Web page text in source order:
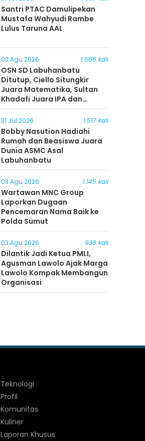
Santri PTAC Damulipekan
Mustafa Wahyudi Rambe
Lulus Taruna AAL
03 Agu 2026 1.568 kali
OSN SD Labuhanbatu
Ditutup, Ciello Situngkir
Juara Matematika, Sultan
Khadafi Juara IPA dan
Timothy Rangkuti Juara IPS
31 Jul 2026 1.517 kali
Bobby Nasution Hadiahi
Rumah dan Beasiswa Juara
Dunia ASMC Asal
Labuhanbatu
03 Agu 2026 1.145 kali
Wartawan MNC Group
Laporkan Dugaan
Pencemaran Nama Baik ke
Polda Sumut
03 Agu 2026 938 kali
Dilantik Jadi Ketua PMLI,
Agusman Lawolo Ajak Marga
Lawolo Kompak Membangun
Organisasi
Teknologi
Profil
Komunitas
Kuliner
Laporan Khusus